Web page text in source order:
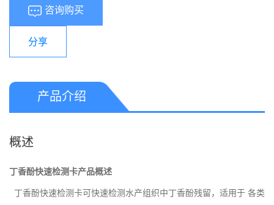
咨询购买
分享
产品介绍
概述
丁香酚快速检测卡产品概述
丁香酚快速检测卡可快速检测水产组织中丁香酚残留，适用于 各类